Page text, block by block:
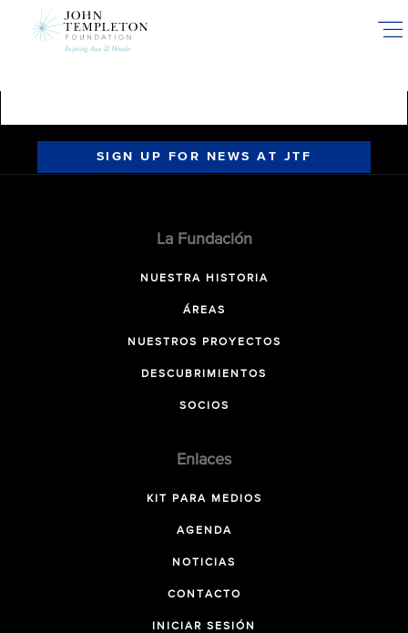
SIGN UP FOR NEWS AT JTF
La Fundación
NUESTRA HISTORIA
ÁREAS
NUESTROS PROYECTOS
DESCUBRIMIENTOS
SOCIOS
Enlaces
KIT PARA MEDIOS
AGENDA
NOTICIAS
CONTACTO
INICIAR SESIÓN